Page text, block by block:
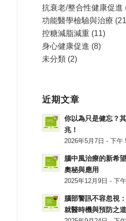
抗衰老/整合性健康促進
功能醫學檢驗與治療
控糖減脂減重 (11)
身心健康促進 (8)
未分類 (2)
近期文章
你以為只是健忘？
兆！
2026年5月7日 - 下午
腦中風治療的新希
奧秘與應用
2025年12月9日 - 下
腦部警訊不容忽視
就醫時機與預防之道